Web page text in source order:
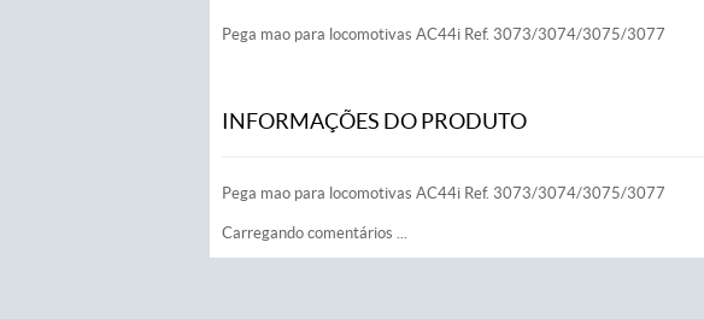
Pega mao para locomotivas AC44i Ref. 3073/3074/3075/3077
INFORMAÇÕES DO PRODUTO
Pega mao para locomotivas AC44i Ref. 3073/3074/3075/3077
Carregando comentários ...